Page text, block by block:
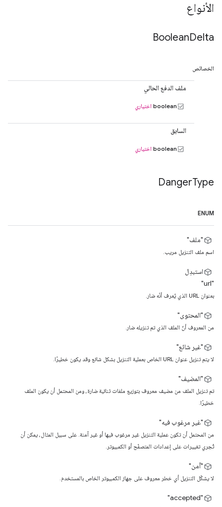
الأنواع
BooleanDelta
الخصائص
ملف الدفع الحالي
boolean اختياري
السابق
boolean اختياري
DangerType
ENUM
"ملف"
اسم ملف التنزيل مريب.
استبدِل
"url"
بعنوان URL الذي يُعرف أنّه ضار.
"المحتوى"
من المعروف أنّ الملف الذي تم تنزيله ضار.
"غير شائع"
لا يتم تنزيل عنوان URL الخاص بعملية التنزيل بشكل شائع وقد يكون خطيرًا.
"المضيف"
تم تنزيل الملف من مضيف معروف بتوزيع ملفات ثنائية ضارة، ومن المحتمل أن يكون الملف
خطيرًا.
"غير مرغوب فيه"
من المحتمل أن تكون عملية التنزيل غير مرغوب فيها أو غير آمنة. على سبيل المثال، يمكن أن
تُجري تغييرات على إعدادات المتصفّح أو الكمبيوتر.
"آمن"
لا يشكّل التنزيل أي خطر معروف على جهاز الكمبيوتر الخاص بالمستخدم.
"accepted"